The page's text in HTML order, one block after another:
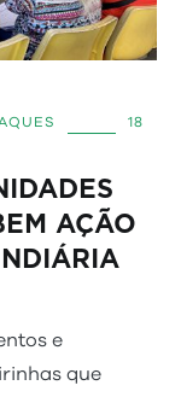
18
AÇÃO
e
que